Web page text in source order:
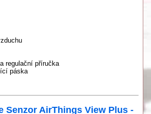
regulační příručka
páska
Senzor AirThings View Plus -